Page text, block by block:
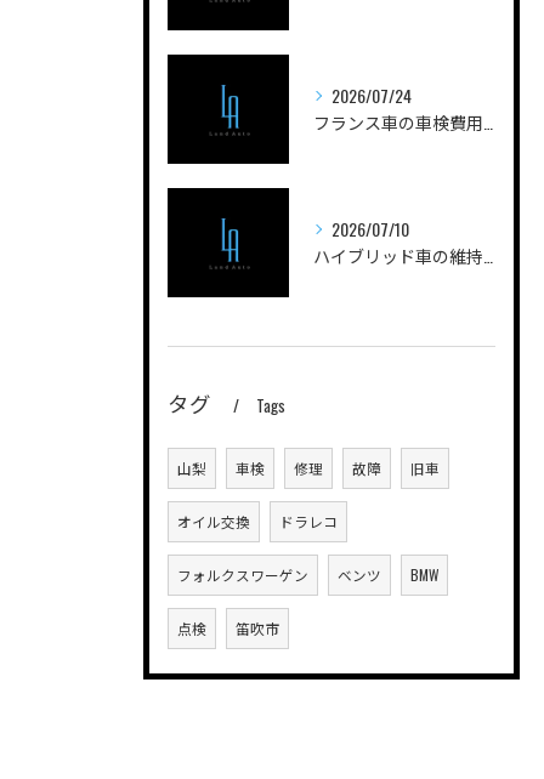
2026/07/24
2026/07/10
タグ Tags
山梨 車検 修理 故障 旧車
オイル交換 ドラレコ
フォルクスワーゲン ベンツ BMW
点検 笛吹市